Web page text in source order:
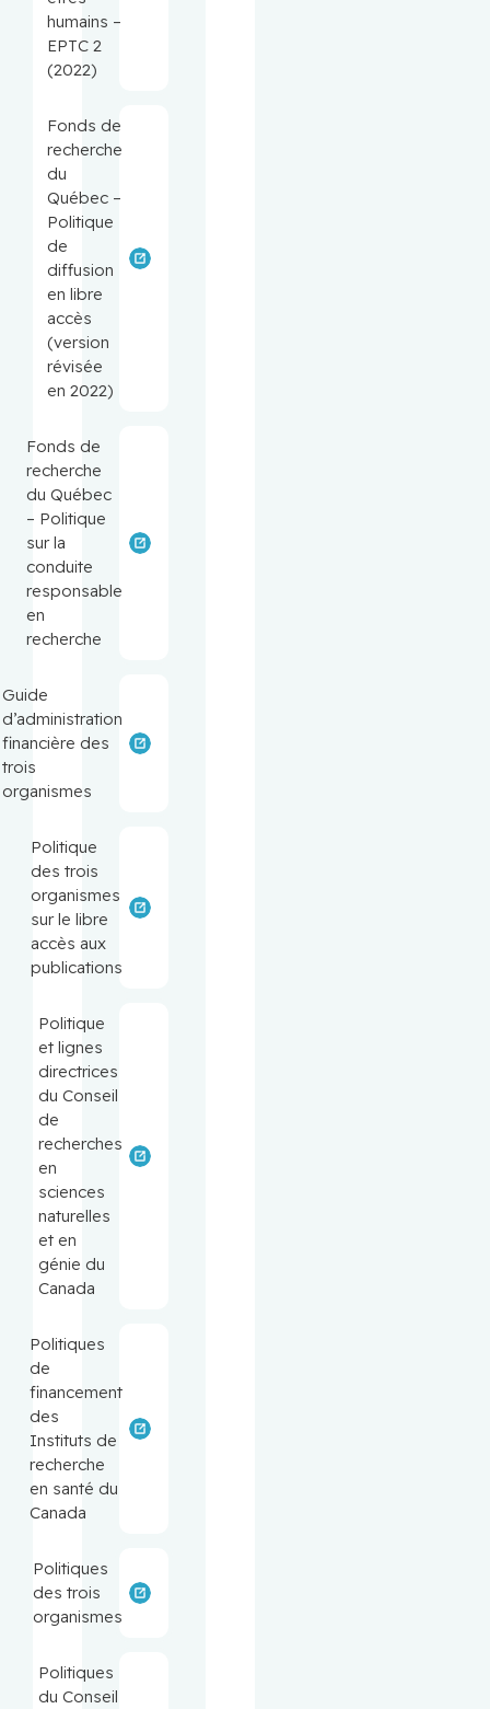
humains –
EPTC 2
(2022)
Fonds de
recherche
du
Québec –
Politique
de
diffusion
en libre
accès
(version
révisée
en 2022)
Fonds de
recherche
du Québec
– Politique
sur la
conduite
responsable
en
recherche
Guide
d’administration
financière des
trois
organismes
Politique
des trois
organismes
sur le libre
accès aux
publications
Politique
et lignes
directrices
du Conseil
de
recherches
en
sciences
naturelles
et en
génie du
Canada
Politiques
de
financement
des
Instituts de
recherche
en santé du
Canada
Politiques
des trois
organismes
Politiques
du Conseil